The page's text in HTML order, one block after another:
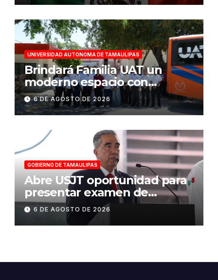
UNIVERSIDAD AUTONOMA DE TAMAULIPAS
Brindará Familia UAT un
moderno espacio con
sentido humano en la nueva
sede del COMASS
6 DE AGOSTO DE 2026
GOBIERNO DE TAMAULIPAS
Abre USJT oportunidad para
presentar examen de
admisión, este sábado
6 DE AGOSTO DE 2026